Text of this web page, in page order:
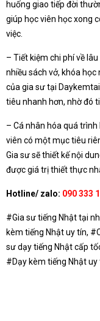
huống giao tiếp đời
giúp học viên học xong
việc.
– Tiết kiệm chi phí về
nhiều sách vở, khóa
của gia sư tại
tiêu nhanh hơn, nhờ đó
– Cá nhân hóa quá
viên có một mục tiêu
Gia sư sẽ thiết kế nội
được giá trị thiết thực
Hotline/ zalo: 090 333
#Gia sư tiếng Nhật tại
kèm tiếng Nhật uy tín,
sư dạy tiếng Nhật cấp
#Dạy kèm tiếng Nhật uy